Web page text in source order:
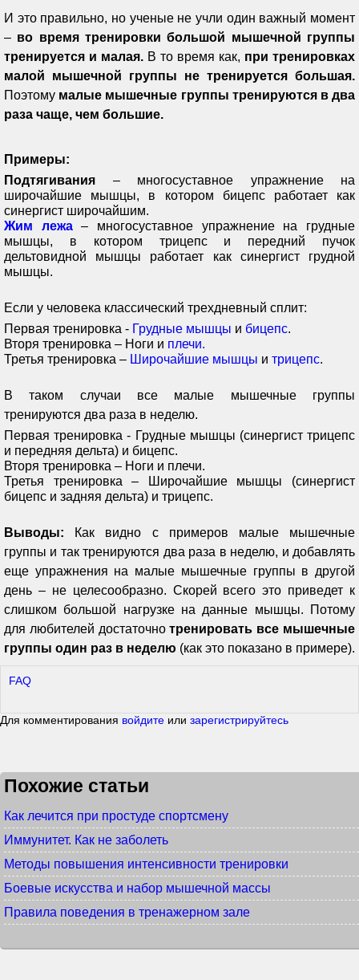
И это правильно, но ученые не учли один важный момент
– во время тренировки большой мышечной группы
тренируется и малая. В то время как, при тренировках
малой мышечной группы не тренируется большая.
Поэтому малые мышечные группы тренируются в два
раза чаще, чем большие.
Примеры:
Подтягивания – многосуставное упражнение на
широчайшие мышцы, в котором бицепс работает как
синергист широчайшим.
Жим лежа
– многосуставное упражнение на грудные
мышцы, в котором трицепс и передний пучок
дельтовидной мышцы работает как синергист грудной
мышцы.
Если у человека классический трехдневный сплит:
Первая тренировка - Грудные мышцы и бицепс.
Вторя тренировка – Ноги и плечи.
Третья тренировка – Широчайшие мышцы и трицепс.
В таком случаи все малые мышечные группы
тренируются два раза в неделю.
Первая тренировка - Грудные мышцы (синергист трицепс
и передняя дельта) и бицепс.
Вторя тренировка – Ноги и плечи.
Третья тренировка – Широчайшие мышцы (синергист
бицепс и задняя дельта) и трицепс.
Выводы:
Как видно с примеров малые мышечные
группы и так тренируются два раза в неделю, и добавлять
еще упражнения на малые мышечные группы в другой
день – не целесообразно. Скорей всего это приведет к
слишком большой нагрузке на данные мышцы. Потому
для любителей достаточнотренировать все мышечные
группы один раз в неделю (как это показано в примере).
FAQ
Для комментирования войдите или зарегистрируйтесь
Похожие статьи
Как лечится при простуде спортсмену
Иммунитет. Как не заболеть
Методы повышения интенсивности тренировки
Боевые искусства и набор мышечной массы
Правила поведения в тренажерном зале